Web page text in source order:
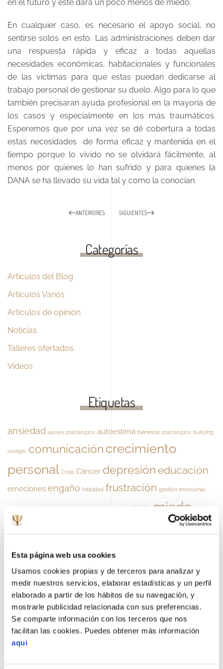
Esta página web usa cookies
Usamos cookies propias y de terceros para analizar y
medir nuestros servicios, elaborar estadísticas y un perfil
elaborado a partir de los hábitos de su navegación, y
mostrarle publicidad relacionada con sus preferencias.
Se comparte información con los terceros que nos
facilitan las cookies. Puedes obtener más información
aqui
en el futuro y este dará un poco menos de miedo.
En cualquier caso, es necesario el apoyo social, no
sentirse solos en esto. Las administraciones deben dar
una respuesta rápida y eficaz a todas aquellas
necesidades económicas, habitacionales y funcionales
de las víctimas para que estas puedan dedicarse al
trabajo personal de gestionar su duelo. Algo para lo que
también precisaran ayuda profesional en la mayoría de
los casos y especialmente en los más traumáticos.
Esperemos que por una vez se dé cobertura a todas
estas necesidades de forma eficaz y mantenida en el
tiempo porque lo vivido no se olvidará fácilmente, al
menos por quienes lo han sufrido y para quienes la
DANA se ha llevado su vida tal y como la conocían.
ANTERIORES SIGUIENTES
Categorías
Artículos del Blog
Artículos Varios
Artículos de opinión
Noticias
Talleres ofertados
Videos
Etiquetas
ansiedad apoyo psicológico autoestíma bienestar psicológico bullying
colegio comunicación crecimiento
personal Crisis Cáncer depresión educación
emociones engaño felicidad frustración gestión emocional
maltrato miedo
psicoterapia psicoterapia familiar
Psicólogo psicólogos Psiquiatría readaptación
relaciones interpersonalesresiliencia
salud mental terapia tiempo trabajo del psicólogo vacaciones
valores